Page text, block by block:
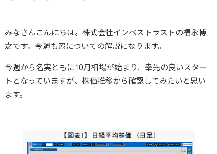
みなさんこんにちは。株式会社インベストラストの福永博
之です。今週も窓についての解説になります。
今週から名実ともに10月相場が始まり、幸先の良いスター
トとなっていますが、株価推移から確認してみたいと思い
ます。